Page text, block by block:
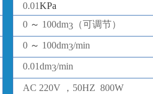
0.01KPa
0 ～ 100dm3（可调节）
0 ～ 100dm3/min
0.01dm3/min
AC 220V ，50HZ 800W